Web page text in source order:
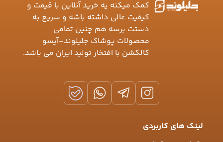
کمک میکنه یه خرید آنلاین با قیمت و
کیفیت عالی داشته باشه و سریع به
دستت برسه هم چنین تمامی
محصولات پوشاک جلیلوند-آیسو
کالکشن با افتخار تولید ایران می باشد.
لینک های کاربردی